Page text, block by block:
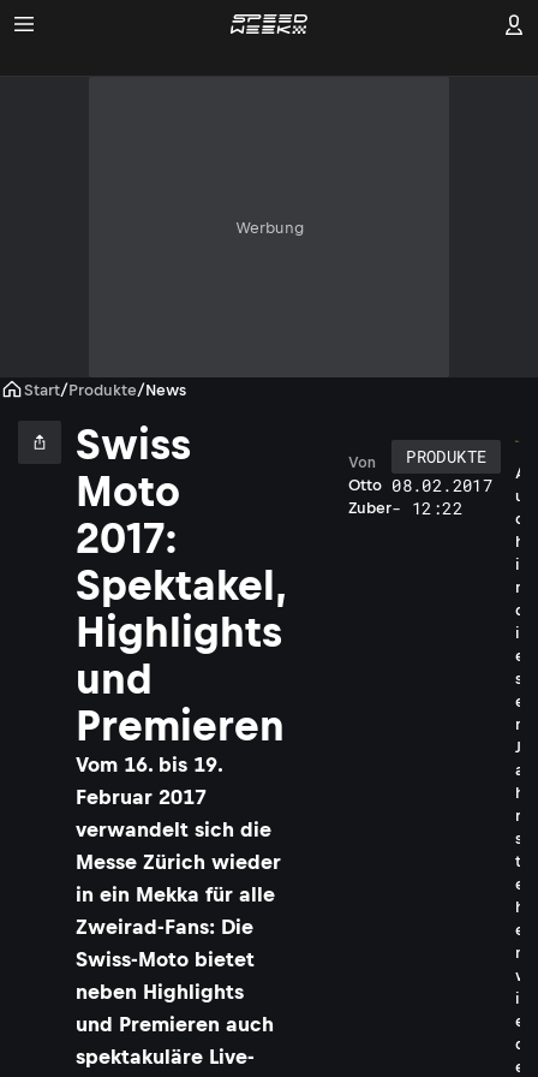
Werbung
Start/Produkte/News
Swiss
Moto
2017:
Spektakel,
Highlights
und
Premieren
Vom 16. bis 19.
Februar 2017
verwandelt sich die
Messe Zürich wieder
in ein Mekka für alle
Zweirad-Fans: Die
Swiss-Moto bietet
neben Highlights
und Premieren auch
spektakuläre Live-
Otto
Zuber
Von
PRODUKTE
08.02.2017
- 12:22
A
u
c
h
i
n
d
i
e
s
e
m
J
a
h
r
s
t
e
h
e
n
w
i
e
d
e